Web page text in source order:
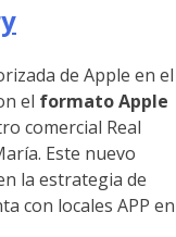
de Apple en el
el formato Apple
comercial Real
Este nuevo
la estrategia de
con locales APP en